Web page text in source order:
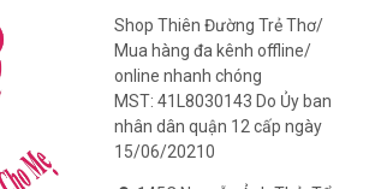
Shop Thiên Đường Trẻ Thơ/
Mua hàng đa kênh offline/
online nhanh chóng
MST: 41L8030143 Do Ủy ban
nhân dân quận 12 cấp ngày
15/06/20210